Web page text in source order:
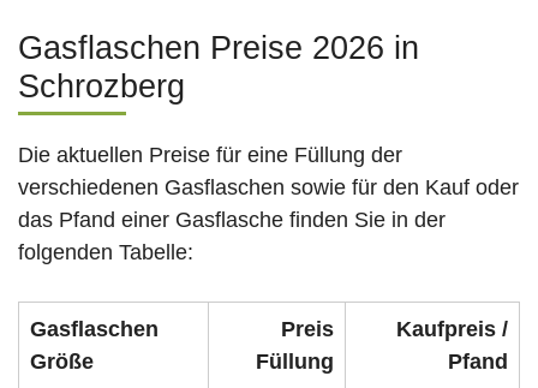
Gasflaschen Preise 2026 in
Schrozberg
Die aktuellen Preise für eine Füllung der
verschiedenen Gasflaschen sowie für den Kauf oder
das Pfand einer Gasflasche finden Sie in der
folgenden Tabelle:
Gasflaschen
Größe
Preis
Füllung
Kaufpreis /
Pfand